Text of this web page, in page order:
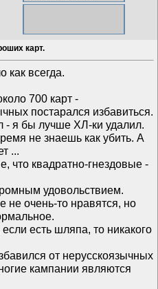
карт.
как всегда.
700 карт -
постарался избавиться.
- я бы лучше ХЛ-ки удалил.
не знаешь как убить. А
...
что квадратно-гнездовые -
удовольствием.
не очень-то нравятся, но
есть шляпа, то никакого
от нерусскоязычных
кампании являются